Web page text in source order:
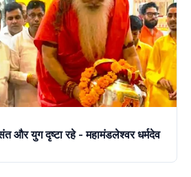
और युग दृष्टा रहे - महामंडलेश्वर धर्मदेव